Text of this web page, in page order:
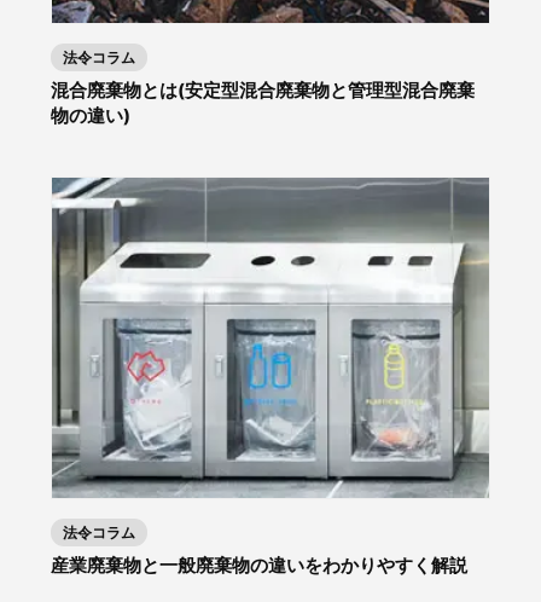
法令コラム
混合廃棄物とは(安定型混合廃棄物と管理型混合廃棄
物の違い)
法令コラム
産業廃棄物と一般廃棄物の違いをわかりやすく解説